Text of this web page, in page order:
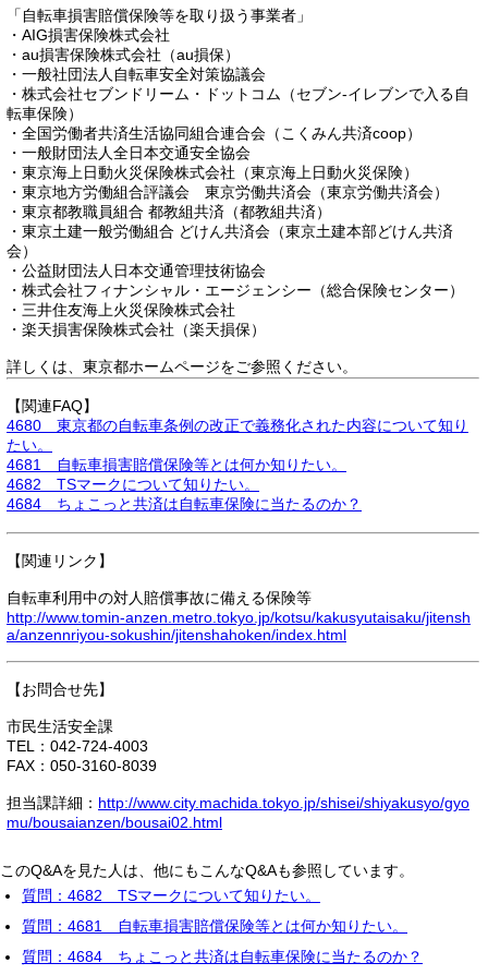
「自転車損害賠償保険等を取り扱う事業者」
・AIG損害保険株式会社
・au損害保険株式会社（au損保）
・一般社団法人自転車安全対策協議会
・株式会社セブンドリーム・ドットコム（セブン-イレブンで入る自
転車保険）
・全国労働者共済生活協同組合連合会（こくみん共済coop）
・一般財団法人全日本交通安全協会
・東京海上日動火災保険株式会社（東京海上日動火災保険）
・東京地方労働組合評議会 東京労働共済会（東京労働共済会）
・東京都教職員組合 都教組共済（都教組共済）
・東京土建一般労働組合 どけん共済会（東京土建本部どけん共済
会）
・公益財団法人日本交通管理技術協会
・株式会社フィナンシャル・エージェンシー（総合保険センター）
・三井住友海上火災保険株式会社
・楽天損害保険株式会社（楽天損保）
詳しくは、東京都ホームページをご参照ください。
【関連FAQ】
4680 東京都の自転車条例の改正で義務化された内容について知り
たい。
4681 自転車損害賠償保険等とは何か知りたい。
4682 TSマークについて知りたい。
4684 ちょこっと共済は自転車保険に当たるのか？
【関連リンク】
自転車利用中の対人賠償事故に備える保険等
http://www.tomin-anzen.metro.tokyo.jp/kotsu/kakusyutaisaku/jitensh
a/anzennriyou-sokushin/jitenshahoken/index.html
【お問合せ先】
市民生活安全課
TEL：042-724-4003
FAX：050-3160-8039
担当課詳細： http://www.city.machida.tokyo.jp/shisei/shiyakusyo/gyo
mu/bousaianzen/bousai02.html
このQ&Aを見た人は、他にもこんなQ&Aも参照しています。
質問：4682 TSマークについて知りたい。
質問：4681 自転車損害賠償保険等とは何か知りたい。
質問：4684 ちょこっと共済は自転車保険に当たるのか？